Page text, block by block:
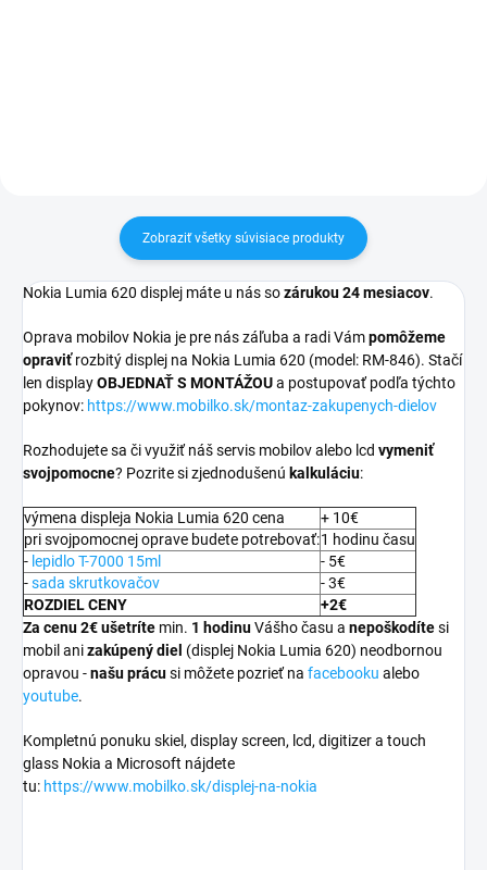
Zobraziť všetky súvisiace produkty
Nokia Lumia 620 displej máte u nás sozárukou 24 mesiacov.
Oprava mobilov Nokia je pre nás záľuba a radi Vámpomôžeme
opraviťrozbitý displej na Nokia Lumia 620 (model: RM-846). Stačí
len displayOBJEDNAŤ S MONTÁŽOUa postupovať podľa týchto
pokynov: https://www.mobilko.sk/montaz-zakupenych-dielov
Rozhodujete sa či využiť náš servis mobilov alebo lcd vymeniť
svojpomocne? Pozrite si zjednodušenú kalkuláciu:
výmena displeja Nokia Lumia 620 cena
+ 10€
pri svojpomocnej oprave budete potrebovať:1 hodinu času
- lepidlo T-7000 15ml
- 5€
-sada skrutkovačov
- 3€
ROZDIEL CENY
+2€
Za cenu 2€ ušetríte min. 1 hodinuVášho času a nepoškodítesi
mobil anizakúpený diel (displej Nokia Lumia 620) neodbornou
opravou -našu prácusi môžete pozrieť na facebooku alebo
youtube.
Kompletnú ponuku skiel, display screen, lcd, digitizer a touch
glass Nokia a Microsoft nájdete
tu: https://www.mobilko.sk/displej-na-nokia